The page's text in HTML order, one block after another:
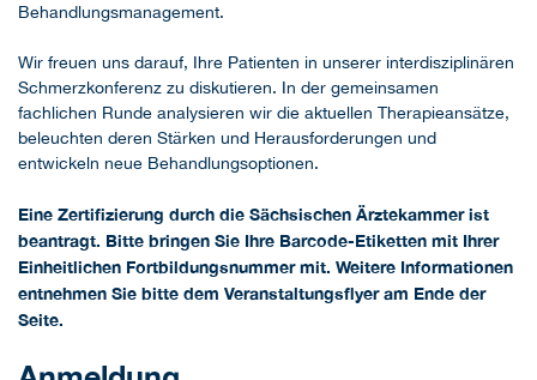
Behandlungsmanagement.
Wir freuen uns darauf, Ihre Patienten in unserer interdisziplinären
Schmerzkonferenz zu diskutieren. In der gemeinsamen
fachlichen Runde analysieren wir die aktuellen Therapieansätze,
beleuchten deren Stärken und Herausforderungen und
entwickeln neue Behandlungsoptionen.
Eine Zertifizierung durch die Sächsischen Ärztekammer ist
beantragt. Bitte bringen Sie Ihre Barcode-Etiketten mit Ihrer
Einheitlichen Fortbildungsnummer mit. Weitere Informationen
entnehmen Sie bitte dem Veranstaltungsflyer am Ende der
Seite.